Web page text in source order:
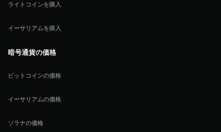
ライトコインを購入
イーサリアムを購入
暗号通貨の価格
ビットコインの価格
イーサリアムの価格
ソラナの価格